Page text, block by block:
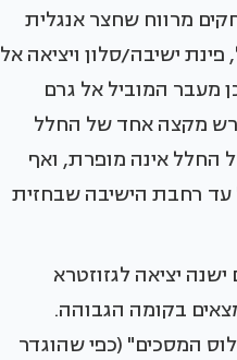
מרווח שחצר אנגלית
ישיבה/סלון ויציאה אל
מעבר המוביל אל גרם
מקצה אחד של החלל
החלל אינה מופרת, ואף
עד רחבת הישיבה שבחזית
יציאה לגזוזטרא
בקומה הגבוהה.
המסכים" (כפי שהוגדר